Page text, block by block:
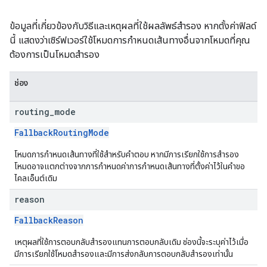
ข้อมูลที่เกี่ยวข้องกับวิธีและเหตุผลที่ใช้ผลลัพธ์สำรอง หากตั้งค่าฟิลด์
นี้ แสดงว่าเซิร์ฟเวอร์ใช้โหมดการกำหนดเส้นทางอื่นจากโหมดที่คุณ
ต้องการเป็นโหมดสำรอง
ช่อง
routing mode
FallbackRoutingMode
โหมดการกำหนดเส้นทางที่ใช้สำหรับคำตอบ หากมีการเรียกใช้การสำรอง
โหมดอาจแตกต่างจากการกำหนดค่าการกำหนดเส้นทางที่ตั้งค่าไว้ในคำขอ
ไคลเอ็นต์เดิม
reason
FallbackReason
เหตุผลที่ใช้การตอบกลับสำรองแทนการตอบกลับเดิม ช่องนี้จะระบุค่าไว้เมื่อ
มีการเรียกใช้โหมดสำรองและมีการส่งกลับการตอบกลับสำรองเท่านั้น